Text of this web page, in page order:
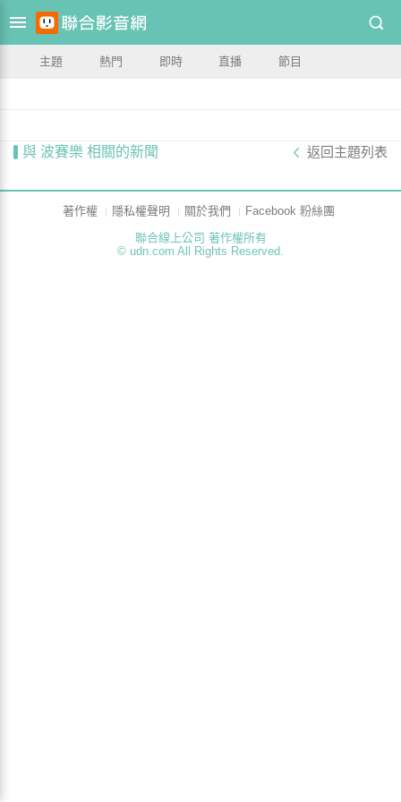
主題 熱門 即時 直播 節目
與 波賽樂 相關的新聞 返回主題列表
著作權 隱私權聲明 關於我們
Facebook 粉絲團
聯合線上公司 著作權所有
© udn.com All Rights Reserved.